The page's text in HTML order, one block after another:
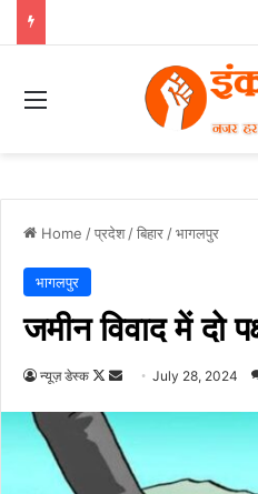
Menu
Home /प्रदेश /बिहार /भागलपुर
भागलपुर
जमीन विवाद में दो
न्यूज़ डेस्क
Follow
X
Send July 28, 2024